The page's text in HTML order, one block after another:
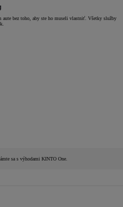
bez toho, aby ste ho museli vlastniť. Všetky služby
sa s výhodami KINTO One.